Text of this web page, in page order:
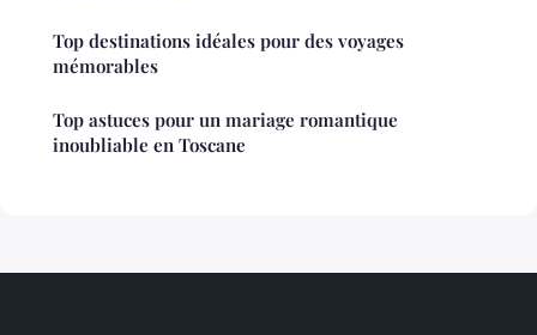
Top destinations idéales pour des voyages
mémorables
Top astuces pour un mariage romantique
inoubliable en Toscane